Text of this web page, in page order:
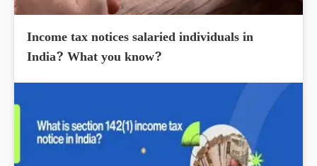
Income tax notices salaried individuals in
India? What you know?